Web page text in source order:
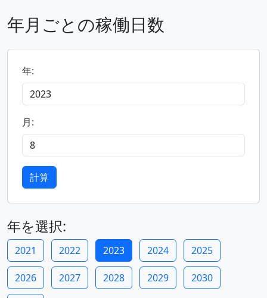
年月ごとの稼働日数
年:
月:
計算
年を選択:
2021 2022 2023 2024 2025
2026 2027 2028 2029 2030